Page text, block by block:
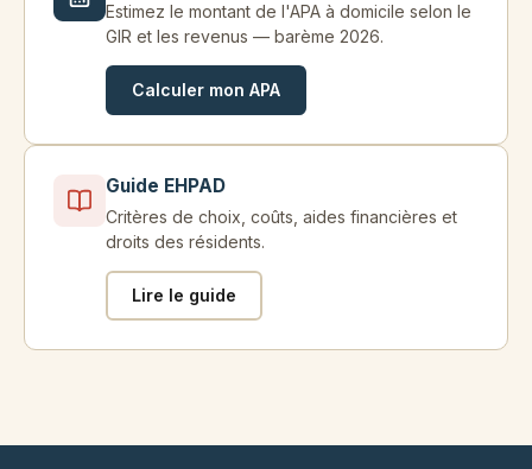
Estimez le montant de l'APA à domicile selon le
GIR et les revenus — barème 2026.
Calculer mon APA
Guide EHPAD
Critères de choix, coûts, aides financières et
droits des résidents.
Lire le guide